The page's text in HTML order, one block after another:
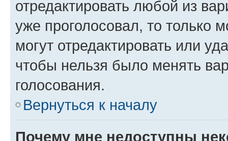
отредактировать любой из
уже проголосовал, то только
могут отредактировать или
чтобы нельзя было менять
голосования.
Вернуться к началу
Почему мне недоступны